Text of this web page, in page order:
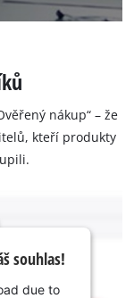
nákup“ – že
kteří produkty
souhlas!
due to